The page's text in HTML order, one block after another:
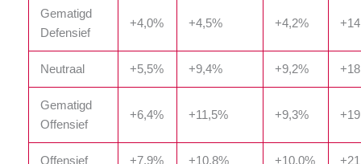
Gematigd
Defensief
+4,0% +4,5% +4,2%
Neutraal +5,5% +9,4% +9,2%
Gematigd
Offensief
+6,4% +11,5% +9,3%
Offensief +7,9% +10,8% +10,0%